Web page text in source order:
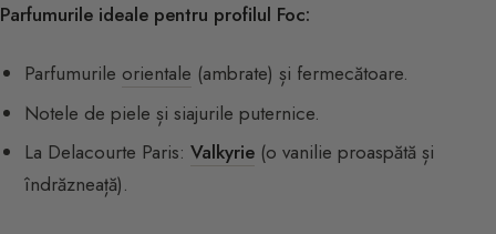
Parfumurile ideale pentru profilul Foc:
Parfumurile orientale (ambrate) și fermecătoare.
Notele de piele și siajurile puternice.
La Delacourte Paris:Valkyrie (o vanilie proaspătă și
îndrăzneață).